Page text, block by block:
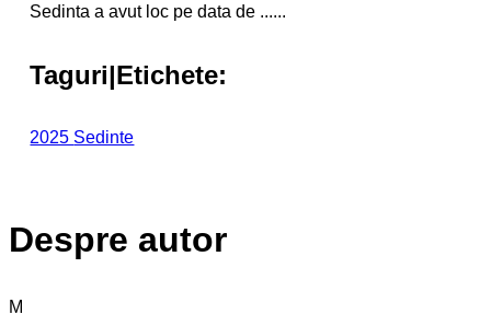
Sedinta a avut loc pe data de ......
Taguri|Etichete:
2025 Sedinte
Despre autor
M